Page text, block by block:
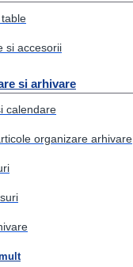
si accesorii
si arhivare
calendare
organizare arhivare
un review